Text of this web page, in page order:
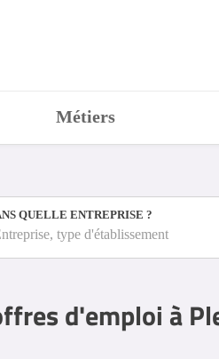
Métiers
QUELLE ENTREPRISE ?
type d'établissement
d'emploi à